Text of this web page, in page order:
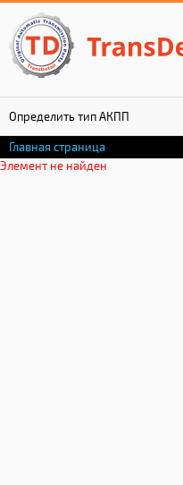
Определить тип АКПП
Гарантия
Главная страница
Элемент не найден